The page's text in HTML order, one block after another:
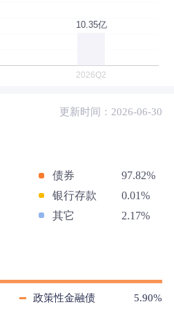
更新时间：2026-06-30
债券
97.82%
银行存款
0.01%
其它
2.17%
政策性金融债 5.90%